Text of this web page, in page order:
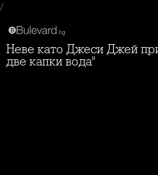
/
Неве като Джеси Джей при дебюта си в "Като
две капки вода"